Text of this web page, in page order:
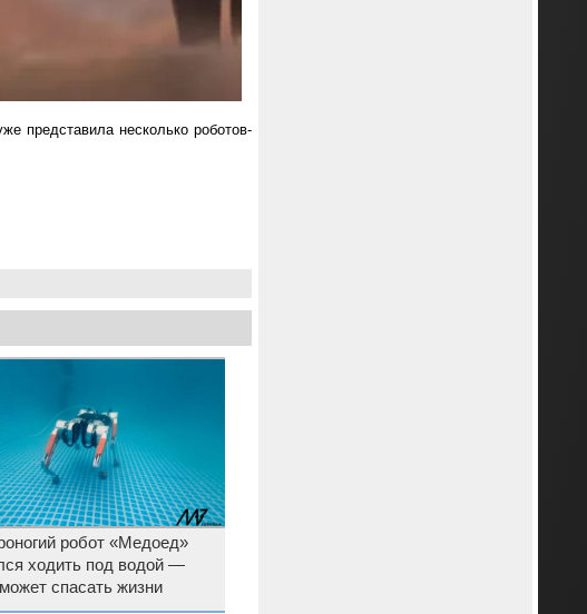
представила несколько роботов-
робот «Медоед»
ходить под водой —
спасать жизни